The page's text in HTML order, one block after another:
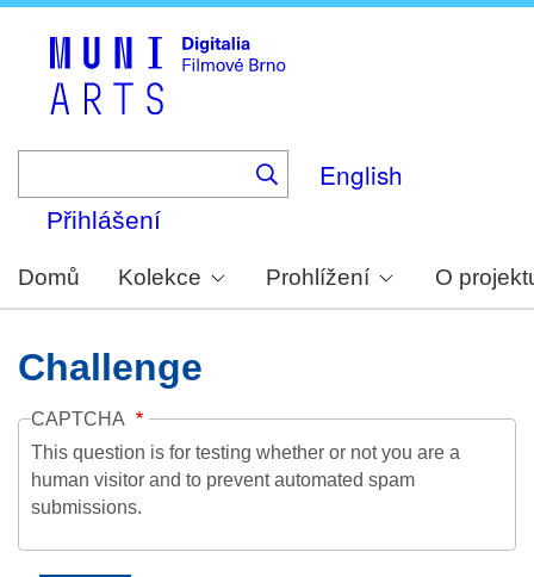
English
Přihlášení
Domů Kolekce Prohlížení O
Challenge
CAPTCHA
This question is for testing whether or not you are a
human visitor and to prevent automated spam
submissions.